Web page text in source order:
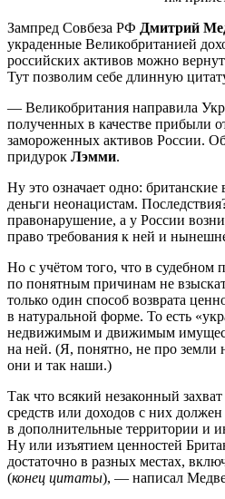
Зампред Совбеза РФ Дмитрий
украденные Великобританией
российских активов можно
Тут позволим себе длинную
— Великобритания направила
полученных в качестве прибыли
замороженных активов России.
придурок Лэмми.
Ну это означает одно:
деньги неонацистам.
правонарушение, а у России
право требования к ней и
Но с учётом того, что в судебном
по понятным причинам не
только один способ возврата
в натуральной форме. То есть
недвижимым и движимым
на ней. (Я, понятно, не про земли
они и так наши.)
Так что всякий незаконный
средств или доходов с них должен
в дополнительные территории и
Ну или изъятием ценностей
достаточно в разных местах,
(конец цитаты), — написал